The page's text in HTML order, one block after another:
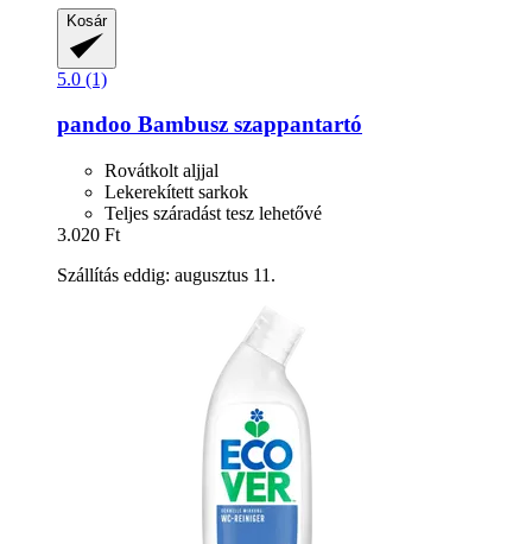
Kosár
5.0 (1)
pandoo Bambusz szappantartó
Rovátkolt aljjal
Lekerekített sarkok
Teljes száradást tesz lehetővé
3.020 Ft
Szállítás eddig: augusztus 11.